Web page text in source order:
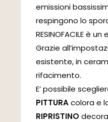
emissioni
respingono lo
RESINOFACILE è
Grazie
esistente, in
rifacimento.
E’ possibile
PITTURAcolora e
RIPRISTINO